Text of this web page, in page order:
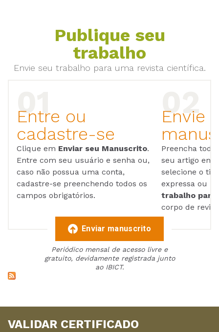
Publique seu
trabalho
Envie seu trabalho para uma revista científica.
Entre ou
cadastre-se
Clique em Enviar seu Manuscrito.
Entre com seu usuário e senha ou,
caso não possua uma conta,
cadastre-se preenchendo todos os
campos obrigatórios.
Envie
Preencha
seu artigo em
selecione o
expressa ou
trabalho para
corpo de
Enviar manuscrito
Periódico mensal de acesso livre e
gratuito, devidamente registrada junto
ao IBICT.
VALIDAR CERTIFICADO